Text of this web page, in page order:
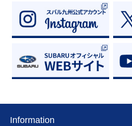
Information